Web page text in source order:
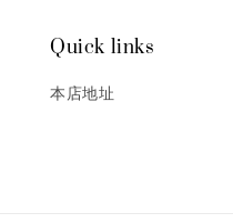
Quick links
本店地址